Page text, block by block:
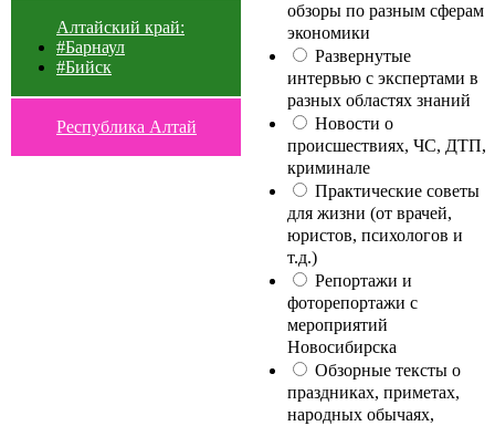
Алтайский край:
#Барнаул
#Бийск
Республика Алтай
обзоры по разным сферам
экономики
Развернутые
интервью с экспертами в
разных областях знаний
Новости о
происшествиях, ЧС, ДТП,
криминале
Практические советы
для жизни (от врачей,
юристов, психологов и
т.д.)
Репортажи и
фоторепортажи с
мероприятий
Новосибирска
Обзорные тексты о
праздниках, приметах,
народных обычаях,